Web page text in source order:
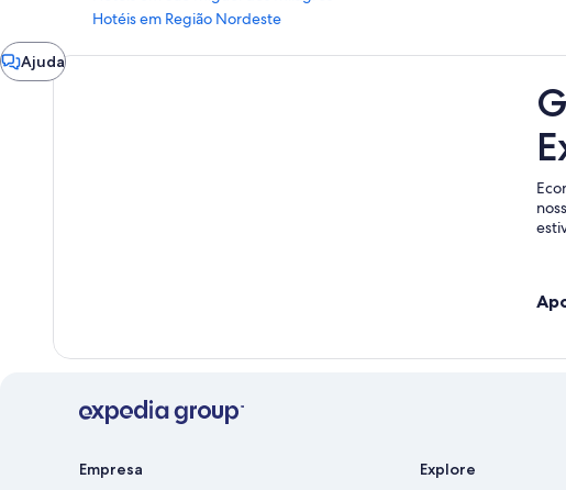
Hotéis em Região Nordeste
Ajuda
Fechar
janela
Empresa Explore